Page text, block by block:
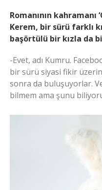
Romanının kahramanı
Kerem, bir sürü farklı
başörtülü bir kızla da
-Evet, adı Kumru.
bir sürü siyasi fikir
sonra da buluşuyorlar.
bilmem ama şunu